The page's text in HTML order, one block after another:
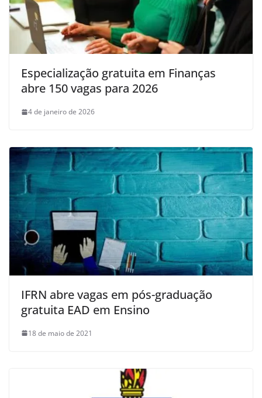
Especialização gratuita em Finanças
abre 150 vagas para 2026
4 de janeiro de 2026
IFRN abre vagas em pós-graduação
gratuita EAD em Ensino
18 de maio de 2021